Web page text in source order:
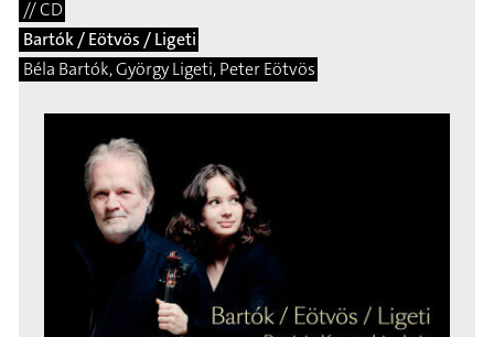
// CD
Bartók / Eötvös / Ligeti
Béla Bartók, György Ligeti, Peter Eötvös